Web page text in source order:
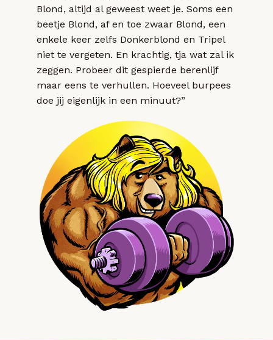
Blond, altijd al geweest weet je. Soms een
beetje Blond, af en toe zwaar Blond, een
enkele keer zelfs Donkerblond en Tripel
niet te vergeten. En krachtig, tja wat zal ik
zeggen. Probeer dit gespierde berenlijf
maar eens te verhullen. Hoeveel burpees
doe jij eigenlijk in een minuut?”